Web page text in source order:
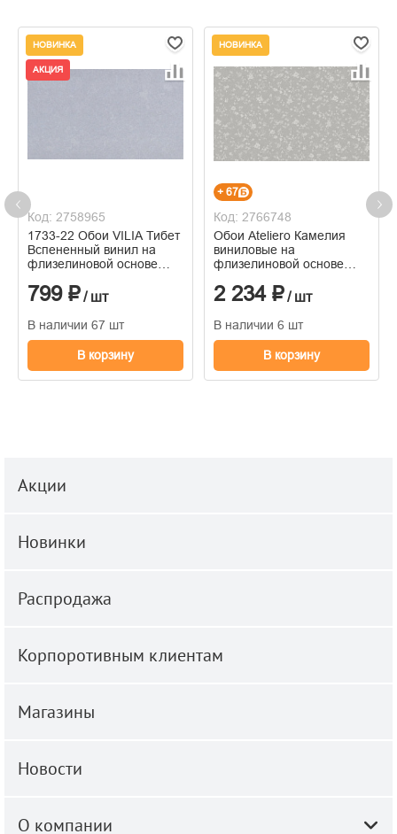
НОВИНКА
АКЦИЯ
Код: 2758965
1733-22 Обои VILIA Тибет
Вспененный винил на
флизелиновой основе
799 ₽/ шт
В наличии 67 шт
В корзину
НОВИНКА
+ 67
Код: 2766748
Обои Ateliero Камелия
виниловые на
флизелиновой основе
1,06м*10м
2 234 ₽/ шт
В наличии 6 шт
В корзину
Акции
Новинки
Распродажа
Корпоротивным клиентам
Магазины
Новости
О компании